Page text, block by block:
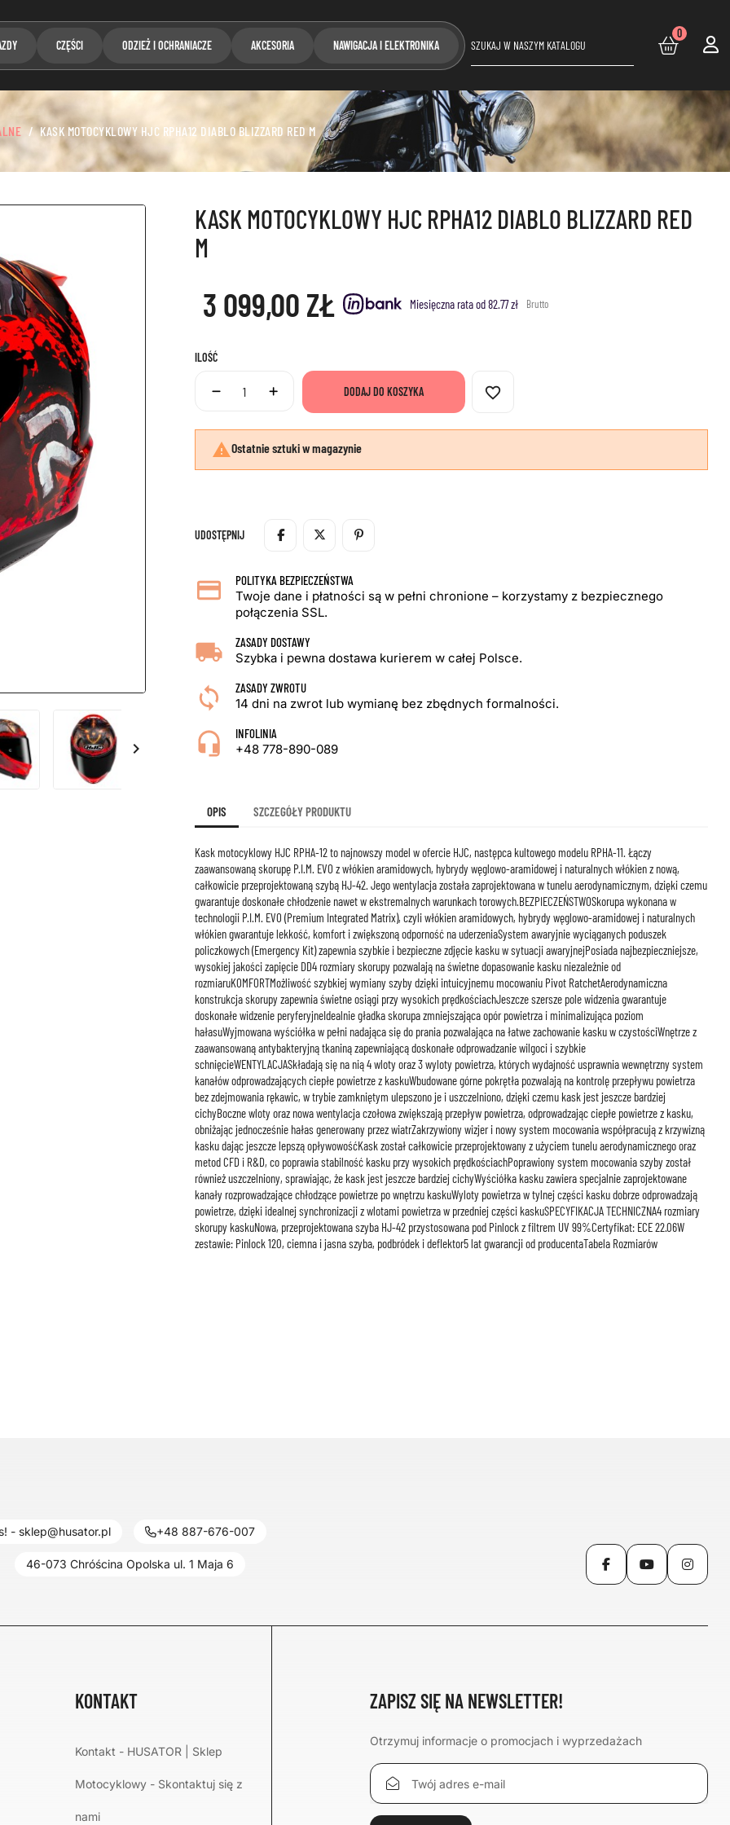
CZĘŚCI ODZIEŻ I OCHRANIACZE AKCESORIA NAWIGACJA I ELEKTRONIKA
0
KASK MOTOCYKLOWY HJC RPHA12 DIABLO BLIZZARD RED M

KASK MOTOCYKLOWY HJC RPHA12 DIABLO BLIZZARD RED
M
3 099,00 ZŁ Miesięczna rata od 82.77 zł Brutto
ILOŚĆ
DODAJ DO KOSZYKA favorite_border
Ostatnie sztuki w magazynie
UDOSTĘPNIJ
POLITYKA BEZPIECZEŃSTWA
Twoje dane i płatności są w pełni chronione – korzystamy z bezpiecznego
połączenia SSL.
ZASADY DOSTAWY
Szybka i pewna dostawa kurierem w całej Polsce.
ZASADY ZWROTU
14 dni na zwrot lub wymianę bez zbędnych formalności.
INFOLINIA
+48 778-890-089
OPIS SZCZEGÓŁY PRODUKTU
Kask motocyklowy HJC RPHA-12 to najnowszy model w ofercie HJC, następca kultowego modelu RPHA-11. Łączy
zaawansowaną skorupę P.I.M. EVO z włókien aramidowych, hybrydy węglowo-aramidowej i naturalnych włókien z nową,
całkowicie przeprojektowaną szybą HJ-42. Jego wentylacja została zaprojektowana w tunelu aerodynamicznym, dzięki czemu
gwarantuje doskonałe chłodzenie nawet w ekstremalnych warunkach torowych.BEZPIECZEŃSTWOSkorupa wykonana w
technologii P.I.M. EVO (Premium Integrated Matrix), czyli włókien aramidowych, hybrydy węglowo-aramidowej i naturalnych
włókien gwarantuje lekkość, komfort i zwiększoną odporność na uderzeniaSystem awaryjnie wyciąganych poduszek
policzkowych (Emergency Kit) zapewnia szybkie i bezpieczne zdjęcie kasku w sytuacji awaryjnejPosiada najbezpieczniejsze,
wysokiej jakości zapięcie DD4 rozmiary skorupy pozwalają na świetne dopasowanie kasku niezależnie od
rozmiaruKOMFORTMożliwość szybkiej wymiany szyby dzięki intuicyjnemu mocowaniu Pivot RatchetAerodynamiczna
konstrukcja skorupy zapewnia świetne osiągi przy wysokich prędkościachJeszcze szersze pole widzenia gwarantuje
doskonałe widzenie peryferyjneIdealnie gładka skorupa zmniejszająca opór powietrza i minimalizująca poziom
hałasuWyjmowana wyściółka w pełni nadająca się do prania pozwalająca na łatwe zachowanie kasku w czystościWnętrze z
zaawansowaną antybakteryjną tkaniną zapewniającą doskonałe odprowadzanie wilgoci i szybkie
schnięcieWENTYLACJASkładają się na nią 4 wloty oraz 3 wyloty powietrza, których wydajność usprawnia wewnętrzny system
kanałów odprowadzających ciepłe powietrze z kaskuWbudowane górne pokrętła pozwalają na kontrolę przepływu powietrza
bez zdejmowania rękawic, w trybie zamkniętym ulepszono je i uszczelniono, dzięki czemu kask jest jeszcze bardziej
cichyBoczne wloty oraz nowa wentylacja czołowa zwiększają przepływ powietrza, odprowadzając ciepłe powietrze z kasku,
obniżając jednocześnie hałas generowany przez wiatrZakrzywiony wizjer i nowy system mocowania współpracują z krzywizną
kasku dając jeszcze lepszą opływowośćKask został całkowicie przeprojektowany z użyciem tunelu aerodynamicznego oraz
metod CFD i R&D, co poprawia stabilność kasku przy wysokich prędkościachPoprawiony system mocowania szyby został
również uszczelniony, sprawiając, że kask jest jeszcze bardziej cichyWyściółka kasku zawiera specjalnie zaprojektowane
kanały rozprowadzające chłodzące powietrze po wnętrzu kaskuWyloty powietrza w tylnej części kasku dobrze odprowadzają
powietrze, dzięki idealnej synchronizacji z wlotami powietrza w przedniej części kaskuSPECYFIKACJA TECHNICZNA4 rozmiary
skorupy kaskuNowa, przeprojektowana szyba HJ-42 przystosowana pod Pinlock z filtrem UV 99%Certyfikat: ECE 22.06W
zestawie: Pinlock 120, ciemna i jasna szyba, podbródek i deflektor5 lat gwarancji od producentaTabela Rozmiarów
- sklep@husator.pl +48 887-676-007
46-073 Chróścina Opolska ul. 1 Maja 6
FacebookYouTube
KONTAKT
Kontakt - HUSATOR | Sklep
Motocyklowy - Skontaktuj się z
nami
ZAPISZ SIĘ NA NEWSLETTER!
Otrzymuj informacje o promocjach i wyprzedażach